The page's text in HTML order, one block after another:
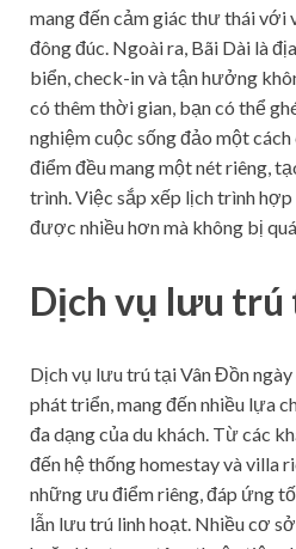
mang đến cảm giác thư thái với
đông đúc. Ngoài ra, Bãi Dài là
biển, check-in và tận hưởng
có thêm thời gian, bạn có thể
nghiệm cuộc sống đảo một
điểm đều mang một nét riêng,
trình. Việc sắp xếp lịch trình
được nhiều hơn mà không bị
Dịch vụ lưu trú
Dịch vụ lưu trú tại Vân Đồn
phát triển, mang đến nhiều lựa
đa dạng của du khách. Từ các
đến hệ thống homestay và villa
những ưu điểm riêng, đáp ứng
lẫn lưu trú linh hoạt. Nhiều cơ